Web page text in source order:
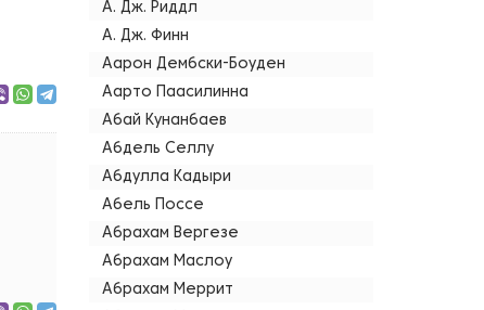
А. Дж. Риддл
А. Дж. Финн
Аарон Дембски-Боуден
Аарто Паасилинна
Абай Кунанбаев
Абдель Селлу
Абдулла Кадыри
Абель Поссе
Абрахам Вергезе
Абрахам Маслоу
Абрахам Меррит